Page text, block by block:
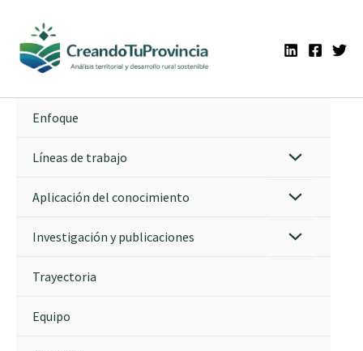
contenido
Enfoque
Líneas de trabajo
Aplicación del conocimiento
Investigación y publicaciones
Trayectoria
Equipo